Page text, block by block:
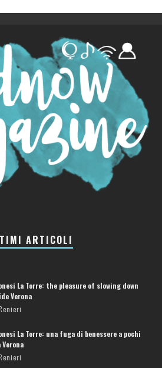
ARTICOLI
La Torre: the pleasure of slowing down
Verona
La Torre: una fuga di benessere a pochi